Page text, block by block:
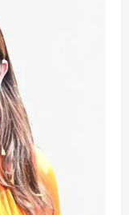
Politics
FCRA बिल
के आसार